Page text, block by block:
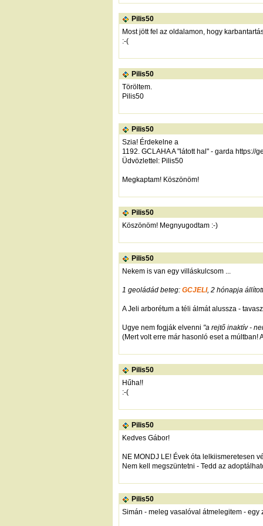
Pilis50
Most jött fel az oldalamon, hogy
:-(
Pilis50
Töröltem.
Pilis50
Pilis50
Szia! Érdekelne a
1192. GCLAHA A "látott hal" - garda https://
Üdvözlettel: Pilis50
Megkaptam! Köszönöm!
Pilis50
Köszönöm! Megnyugodtam :-)
Pilis50
Nekem is van egy villáskulcsom ...
1 geoládád beteg: GCJELI, 2 hónapja
A Jeli arborétum a téli álmát alussza -
Ugye nem fogják elvenni "a rejtő inaktív -
(Mert volt erre már hasonló eset a múltban!
Pilis50
Hűha!!
:-(
Pilis50
Kedves Gábor!
NE MONDJ LE! Évek óta lelkiismeretesen
Nem kell megszüntetni - Tedd az
Pilis50
Simán - meleg vasalóval átmelegitem -